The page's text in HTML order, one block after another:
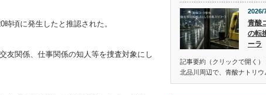
頃に発生したと推認された。
友関係、仕事関係の知人等を捜査対象にし
2026/
青酸
の転
ーラ
記事要約（クリックで開く
北品川周辺で、青酸ナトリウ